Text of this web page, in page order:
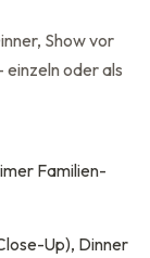
Show vor
einzeln oder als
Familien-
Up), Dinner